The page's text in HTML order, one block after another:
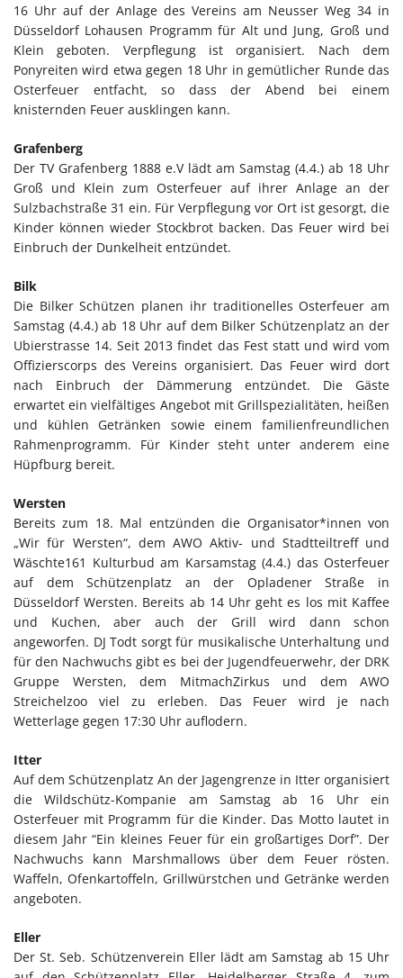
16 Uhr auf der Anlage des Vereins am Neusser Weg 34 in
Düsseldorf Lohausen Programm für Alt und Jung, Groß und
Klein geboten. Verpflegung ist organisiert. Nach dem
Ponyreiten wird etwa gegen 18 Uhr in gemütlicher Runde das
Osterfeuer entfacht, so dass der Abend bei einem
knisternden Feuer ausklingen kann.
Grafenberg
Der TV Grafenberg 1888 e.V lädt am Samstag (4.4.) ab 18 Uhr
Groß und Klein zum Osterfeuer auf ihrer Anlage an der
Sulzbachstraße 31 ein. Für Verpflegung vor Ort ist gesorgt, die
Kinder können wieder Stockbrot backen. Das Feuer wird bei
Einbruch der Dunkelheit entzündet.
Bilk
Die Bilker Schützen planen ihr traditionelles Osterfeuer am
Samstag (4.4.) ab 18 Uhr auf dem Bilker Schützenplatz an der
Ubierstrasse 14. Seit 2013 findet das Fest statt und wird vom
Offizierscorps des Vereins organisiert. Das Feuer wird dort
nach Einbruch der Dämmerung entzündet. Die Gäste
erwartet ein vielfältiges Angebot mit Grillspezialitäten, heißen
und kühlen Getränken sowie einem familienfreundlichen
Rahmenprogramm. Für Kinder steht unter anderem eine
Hüpfburg bereit.
Wersten
Bereits zum 18. Mal entzünden die Organisator*innen von
„Wir für Wersten“, dem AWO Aktiv- und Stadtteiltreff und
Wäschte161 Kulturbud am Karsamstag (4.4.) das Osterfeuer
auf dem Schützenplatz an der Opladener Straße in
Düsseldorf Wersten. Bereits ab 14 Uhr geht es los mit Kaffee
und Kuchen, aber auch der Grill wird dann schon
angeworfen. DJ Todt sorgt für musikalische Unterhaltung und
für den Nachwuchs gibt es bei der Jugendfeuerwehr, der DRK
Gruppe Wersten, dem MitmachZirkus und dem AWO
Streichelzoo viel zu erleben. Das Feuer wird je nach
Wetterlage gegen 17:30 Uhr auflodern.
Itter
Auf dem Schützenplatz An der Jagengrenze in Itter organisiert
die Wildschütz-Kompanie am Samstag ab 16 Uhr ein
Osterfeuer mit Programm für die Kinder. Das Motto lautet in
diesem Jahr “Ein kleines Feuer für ein großartiges Dorf”. Der
Nachwuchs kann Marshmallows über dem Feuer rösten.
Waffeln, Ofenkartoffeln, Grillwürstchen und Getränke werden
angeboten.
Eller
Der St. Seb. Schützenverein Eller lädt am Samstag ab 15 Uhr